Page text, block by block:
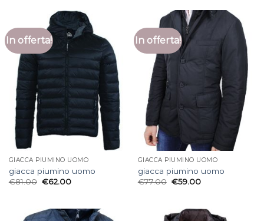
In offerta!
GIACCA PIUMINO UOMO
giacca piumino uomo
€81.00 €62.00
In offerta!
GIACCA PIUMINO UOMO
giacca piumino uomo
€77.00 €59.00